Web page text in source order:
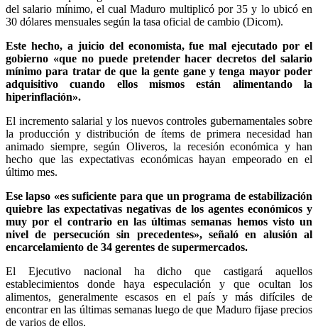
del salario mínimo, el cual Maduro multiplicó por 35 y lo ubicó en
30 dólares mensuales según la tasa oficial de cambio (Dicom).
Este hecho, a juicio del economista, fue mal ejecutado por el
gobierno «que no puede pretender hacer decretos del salario
mínimo para tratar de que la gente gane y tenga mayor poder
adquisitivo cuando ellos mismos están alimentando la
hiperinflación».
El incremento salarial y los nuevos controles gubernamentales sobre
la producción y distribución de ítems de primera necesidad han
animado siempre, según Oliveros, la recesión económica y han
hecho que las expectativas económicas hayan empeorado en el
último mes.
Ese lapso «es suficiente para que un programa de estabilización
quiebre las expectativas negativas de los agentes económicos y
muy por el contrario en las últimas semanas hemos visto un
nivel de persecución sin precedentes», señaló en alusión al
encarcelamiento de 34 gerentes de supermercados.
El Ejecutivo nacional ha dicho que castigará aquellos
establecimientos donde haya especulación y que ocultan los
alimentos, generalmente escasos en el país y más difíciles de
encontrar en las últimas semanas luego de que Maduro fijase precios
de varios de ellos.